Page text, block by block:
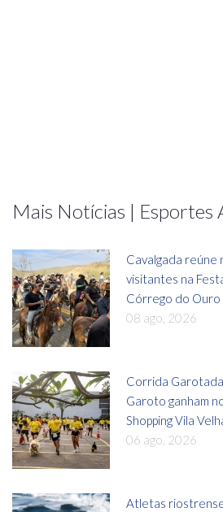
Mais Notícias | Esportes
Cavalgada reúne
visitantes na
Córrego do Ouro
08 ago, 2026
Corrida
Garoto ganham
Shopping Vila
06 ago, 2026
Atletas